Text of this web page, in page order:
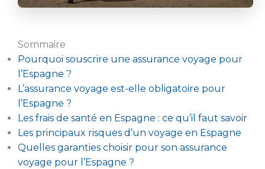
Sommaire
Pourquoi souscrire une assurance voyage pour
l’Espagne ?
L’assurance voyage est-elle obligatoire pour
l’Espagne ?
Les frais de santé en Espagne : ce qu’il faut savoir
Les principaux risques d’un voyage en Espagne
Quelles garanties choisir pour son assurance
voyage pour l’Espagne ?